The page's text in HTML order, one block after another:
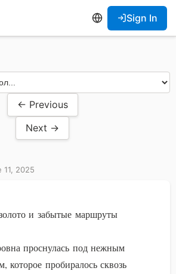
Sign In
← Previous
Next →
11, 2025
и забытые маршруты
проснулась под нежным
которое пробиралось сквозь